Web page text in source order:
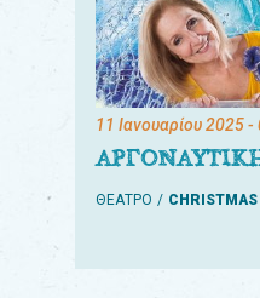
11 Ιανουαρίου 2025-
ΘΕΑΤΡΟ